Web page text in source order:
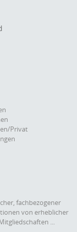
Privat
fachbezogener
von erheblicher
...